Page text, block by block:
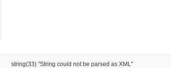
string(33) "String could not be parsed as XML"